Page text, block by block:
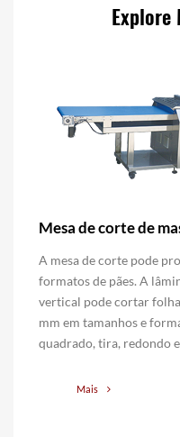
Explore
Mesa de corte de
A mesa de corte pode
formatos de pães. A
vertical pode cortar
mm em tamanhos e
quadrado, tira, redondo
Mais